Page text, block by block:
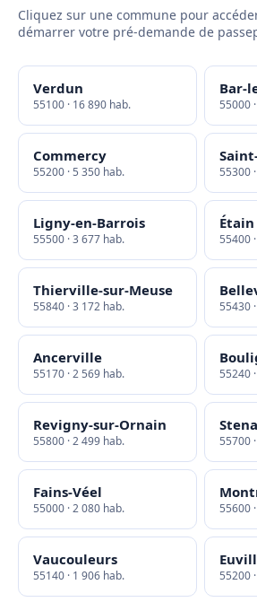
Cliquez sur une commune pour
démarrer votre pré-demande de
Verdun
55100 · 16 890 hab.
Bar-
55000
Commercy
55200 · 5 350 hab. 55300
Ligny-en-Barrois
55500 · 3 677 hab.
Étain
55400
Thierville-sur-Meuse
55840 · 3 172 hab. 55430
Ancerville
55170 · 2 569 hab. 55240
Revigny-sur-Ornain
55800 · 2 499 hab. 55700
Fains-Véel
55000 · 2 080 hab. 55600
Vaucouleurs
55140 · 1 906 hab. 55200